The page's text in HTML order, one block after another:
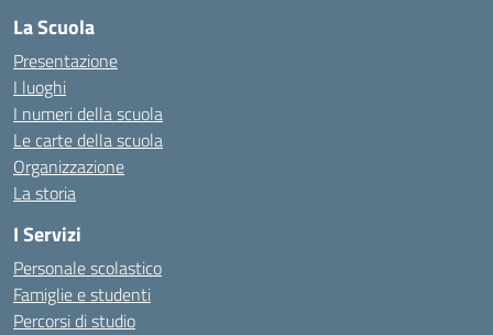
La Scuola
Presentazione
I luoghi
I numeri della scuola
Le carte della scuola
Organizzazione
La storia
I Servizi
Personale scolastico
Famiglie e studenti
Percorsi di studio